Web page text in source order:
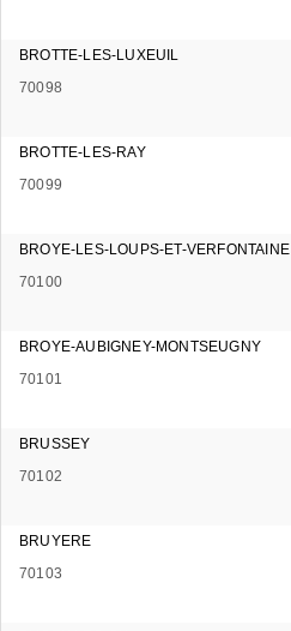
BROTTE-LES-LUXEUIL
70098
BROTTE-LES-RAY
70099
BROYE-LES-LOUPS-ET-VERFONTAINE
70100
BROYE-AUBIGNEY-MONTSEUGNY
70101
BRUSSEY
70102
BRUYERE
70103